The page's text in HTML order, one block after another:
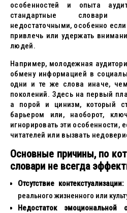
особенностей и опыта
стандартные словари
недостаточными, особенно
привлечь или удержать
людей.
Например, молодежная
обмену информацией в
одни и те же слова иначе,
поколений. Здесь на первый
а порой и цинизм, который
барьером или, наоборот,
игнорировать эти особенности,
читателей или вызвать
Основные причины, по
словари не всегда
Отсутствие контекстуализации:
реального жизненного или
Недостаток эмоциональной